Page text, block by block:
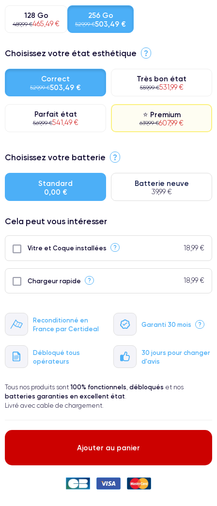
Reconditionné en
France par Certideal
Garanti 30 mois ?
Débloqué tous
opérateurs
30 jours pour changer
d'avis
128 Go
489,99 €465,49 €
256 Go
529,99 €503,49 €
Choisissez votre état esthétique ?
Correct
529,99 €503,49 €
Très bon état
559,99 €531,99 €
Parfait état
569,99 €541,49 €
⭐ Premium
639,99 €607,99 €
⭐ Premium
● Batterie : usage intensif.
● Seuls 5% de nos téléphones ont un grade Premium.
Choisissez votre batterie ?
Standard
0,00 €
Batterie neuve
39,99 €
Cela peut vous intéresser
Vitre et Coque installées ? 18,99 €
Chargeur rapide ? 18,99 €
Tous nos produits sont 100% fonctionnels, débloqués et nos
batteries garanties en excellent état.
Livré avec cable de chargement.
Ajouter au panier